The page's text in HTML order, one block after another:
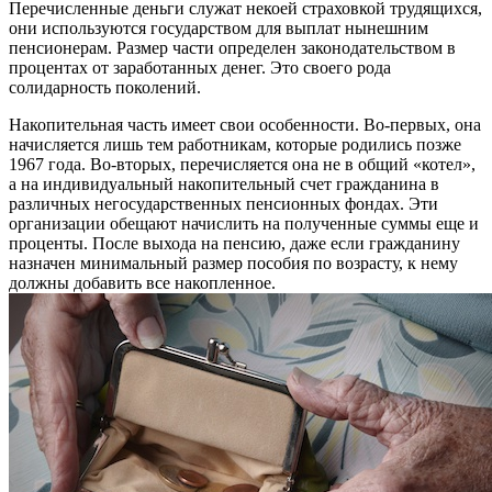
Перечисленные деньги служат некоей страховкой трудящихся,
они используются государством для выплат нынешним
пенсионерам. Размер части определен законодательством в
процентах от заработанных денег. Это своего рода
солидарность поколений.
Накопительная часть имеет свои особенности. Во-первых, она
начисляется лишь тем работникам, которые родились позже
1967 года. Во-вторых, перечисляется она не в общий «котел»,
а на индивидуальный накопительный счет гражданина в
различных негосударственных пенсионных фондах. Эти
организации обещают начислить на полученные суммы еще и
проценты. После выхода на пенсию, даже если гражданину
назначен минимальный размер пособия по возрасту, к нему
должны добавить все накопленное.